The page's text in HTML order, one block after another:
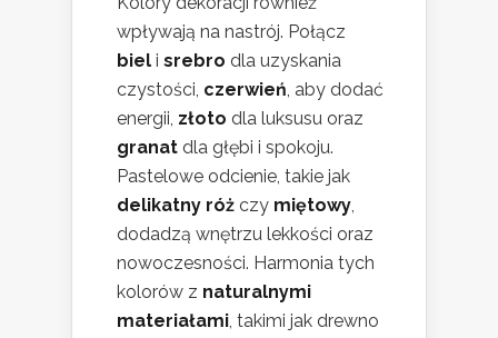
wpływają na nastrój. Połącz
biel i srebro dla uzyskania
czystości, czerwień, aby dodać
energii, złoto dla luksusu oraz
granat dla głębi i spokoju.
Pastelowe odcienie, takie jak
delikatny róż czy miętowy,
dodadzą wnętrzu lekkości oraz
nowoczesności. Harmonia tych
kolorów z naturalnymi
materiałami, takimi jak drewno